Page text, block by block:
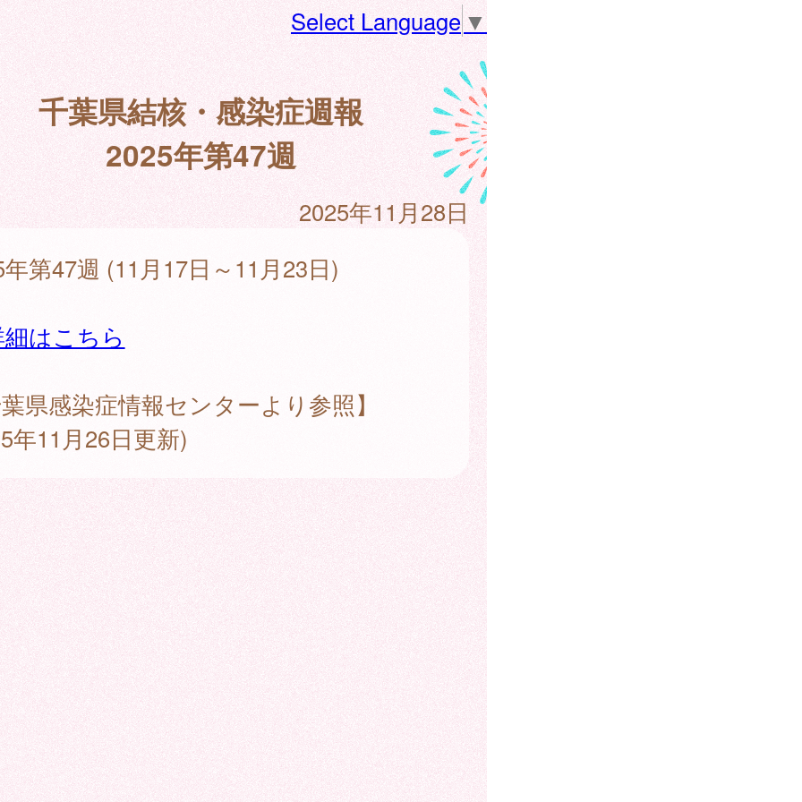
Select Language▼
千葉県結核・感染症週報
2025年第47週
2025年11月28日
第47週 (11月17日～11月23日)
はこちら
県感染症情報センターより参照】
年11月26日更新)